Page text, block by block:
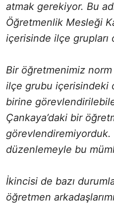
atmak gerekiyor. Bu
Öğretmenlik Mesleği
içerisinde ilçe grupları
Bir öğretmenimiz
ilçe grubu içerisindeki
birine
Çankaya’daki bir
görevlendiremiyorduk.
düzenlemeyle bu
İkincisi de bazı
öğretmen